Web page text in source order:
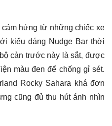
hứng từ những chiếc xe
kiểu dáng Nudge Bar thời
cản trước này là sắt, được
màu đen để chống gỉ sét.
Rocky Sahara khá đơn
cũng đủ thu hút ánh nhìn